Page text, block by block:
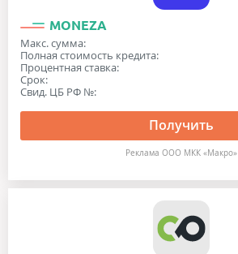
MONEZA
Макс. сумма:
Полная стоимость кредита:
Процентная ставка:
Срок:
Свид. ЦБ РФ №:
Получить
Реклама OOO МКК «Макро»